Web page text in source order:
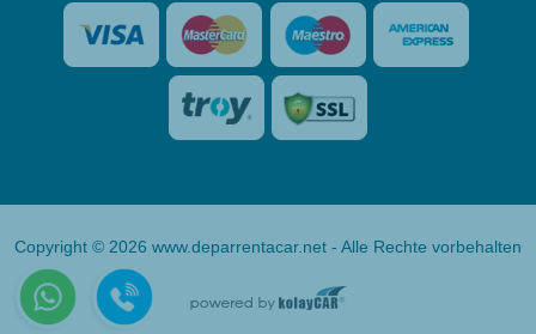
Copyright © 2026 www.deparrentacar.net - Alle Rechte vorbehalten